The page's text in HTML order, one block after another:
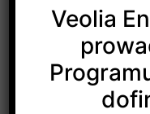
Veolia